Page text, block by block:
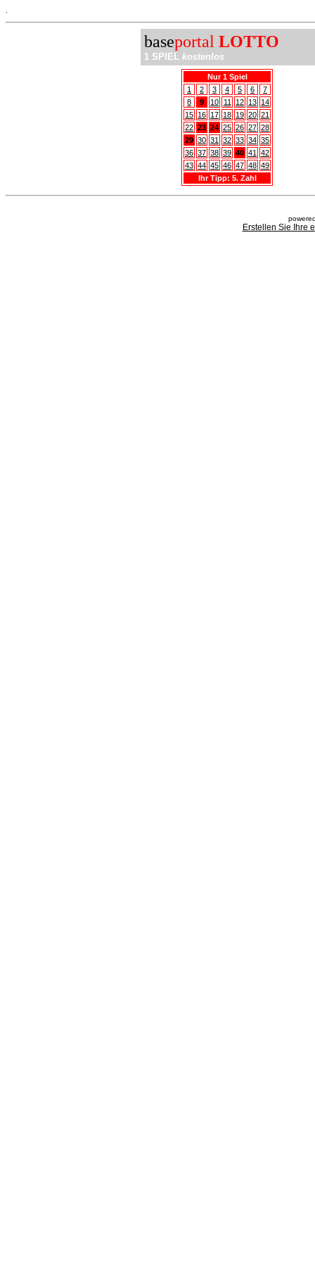
baseportal LOTTO
1 SPIEL kostenlos
Nur 1 Spiel
1
2 3 4 5 6
7
8
9 10 11 12 13 14
15 16 17 18 19 20 21
22 23 24 25 26 27 28
29 30 31 32 33 34 35
36 37 38 39 40 41
42
43 44 45 46 47 48 49
Ihr Tipp: 5. Zahl
Erstellen Sie Ihre